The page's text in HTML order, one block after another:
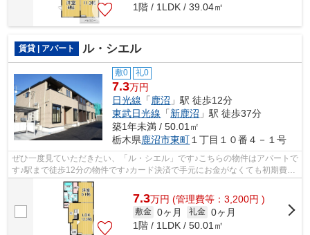
1階 / 1LDK / 39.04㎡
賃貸 | アパート ル・シエル
敷0 礼0
7.3万円
日光線 「 鹿沼 」駅 徒歩12分
東武日光線 「新鹿沼 」駅 徒歩37分
築1年未満 / 50.01㎡
栃木県鹿沼市東町 １丁目１０番４－１号
ぜひ一度見ていただきたい、「ル・シエル」です♪こちらの物件はアパートで
す♪駅まで徒歩12分の物件です♪カード決済で手元にお金がなくても初期費用
や家賃支払いができます♪エスケーホ...
7.3万円 (管理費等：3,200円 )
敷金 0ヶ月 礼金 0ヶ月
1階 / 1LDK / 50.01㎡